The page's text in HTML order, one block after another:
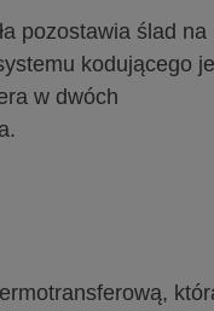
pozostawia ślad na
kodującego
w dwóch